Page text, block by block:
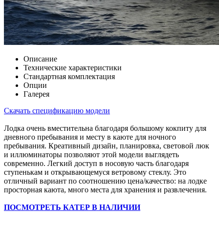
Описание
Технические характеристики
Стандартная комплектация
Опции
Галерея
Скачать спецификацию модели
Лодка очень вместительна благодаря большому кокпиту для
дневного пребывания и месту в каюте для ночного
пребывания. Креативный дизайн, планировка, световой люк
и иллюминаторы позволяют этой модели выглядеть
современно. Легкий доступ в носовую часть благодаря
ступенькам и открывающемуся ветровому стеклу. Это
отличный вариант по соотношению цена/качество: на лодке
просторная каюта, много места для хранения и развлечения.
ПОСМОТРЕТЬ КАТЕР В НАЛИЧИИ